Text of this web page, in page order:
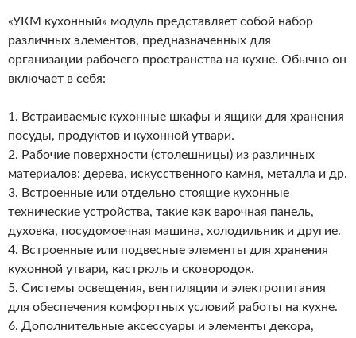
«УКМ кухонный» модуль представляет собой набор
различных элементов, предназначенных для
организации рабочего пространства на кухне. Обычно он
включает в себя:
1. Встраиваемые кухонные шкафы и ящики для хранения
посуды, продуктов и кухонной утвари.
2. Рабочие поверхности (столешницы) из различных
материалов: дерева, искусственного камня, металла и др.
3. Встроенные или отдельно стоящие кухонные
технические устройства, такие как варочная панель,
духовка, посудомоечная машина, холодильник и другие.
4. Встроенные или подвесные элементы для хранения
кухонной утвари, кастрюль и сковородок.
5. Системы освещения, вентиляции и электропитания
для обеспечения комфортных условий работы на кухне.
6. Дополнительные аксессуары и элементы декора,